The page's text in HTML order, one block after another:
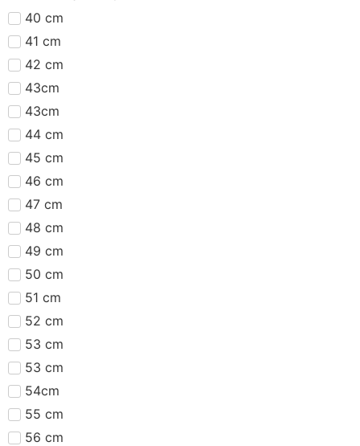
40 cm
41 cm
42 cm
43cm
43cm
44 cm
45 cm
46 cm
47 cm
48 cm
49 cm
50 cm
51 cm
52 cm
53 cm
53 cm
54cm
55 cm
56 cm